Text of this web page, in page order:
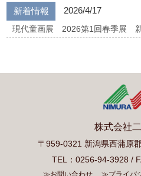
新着情報 2026/4/17
現代童画展 2026第1回春季展
株式会社
〒959-0321 新潟県西蒲原
TEL：0256-94-3928 /
≫お問い合わせ ≫プライバ